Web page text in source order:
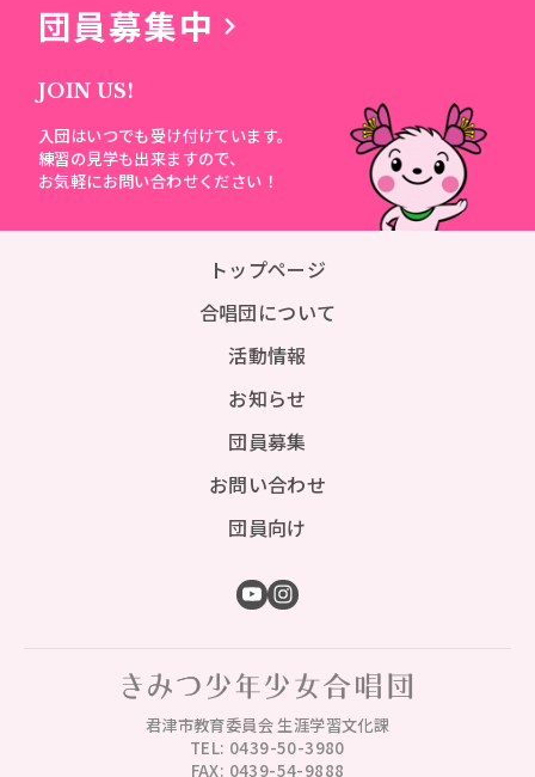
団員募集中
JOIN US!
入団はいつでも受け付けています。
練習の見学も出来ますので、
お気軽にお問い合わせください！
トップページ
合唱団について
活動情報
お知らせ
団員募集
お問い合わせ
団員向け
君津市教育委員会 生涯学習文化課
TEL: 0439-50-3980
FAX: 0439-54-9888